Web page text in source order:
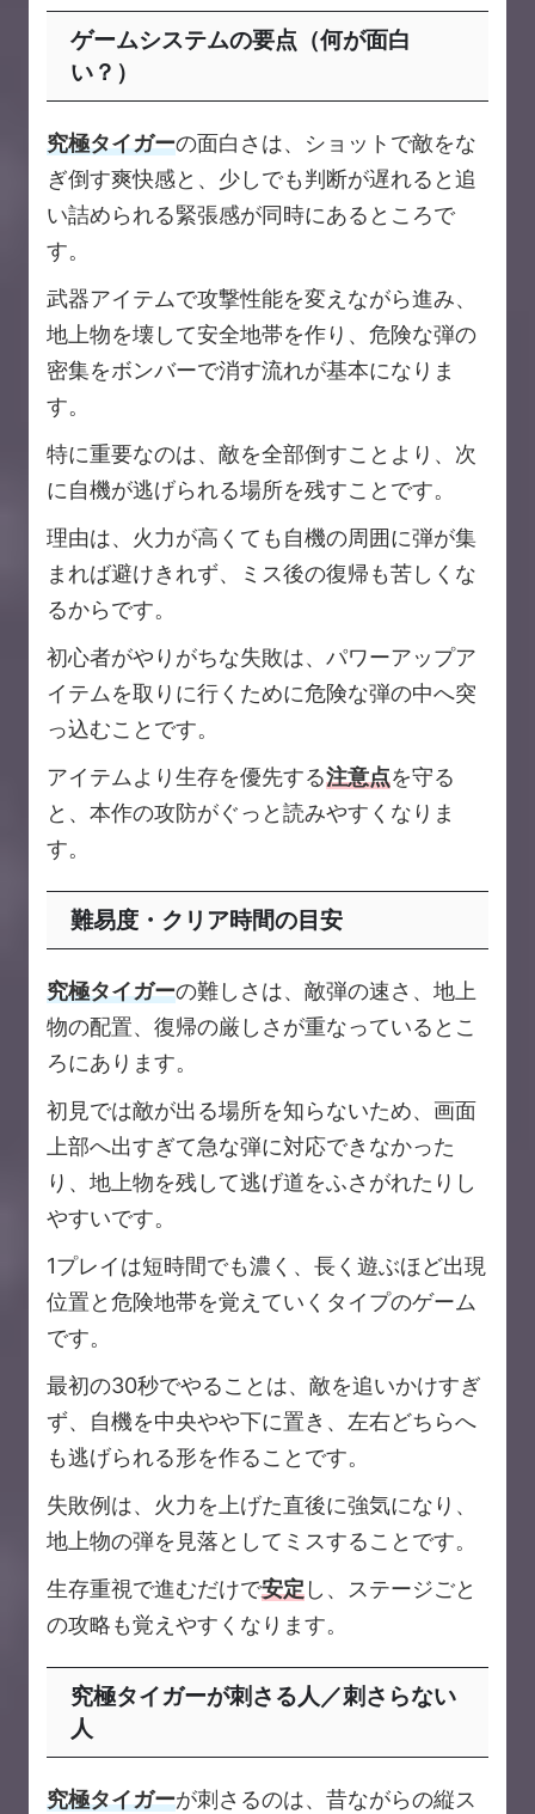
ゲームシステムの要点（何が面白
い？）
究極タイガーの面白さは、ショットで敵をな
ぎ倒す爽快感と、少しでも判断が遅れると追
い詰められる緊張感が同時にあるところで
す。
武器アイテムで攻撃性能を変えながら進み、
地上物を壊して安全地帯を作り、危険な弾の
密集をボンバーで消す流れが基本になりま
す。
特に重要なのは、敵を全部倒すことより、次
に自機が逃げられる場所を残すことです。
理由は、火力が高くても自機の周囲に弾が集
まれば避けきれず、ミス後の復帰も苦しくな
るからです。
初心者がやりがちな失敗は、パワーアップア
イテムを取りに行くために危険な弾の中へ突
っ込むことです。
アイテムより生存を優先する注意点を守る
と、本作の攻防がぐっと読みやすくなりま
す。
難易度・クリア時間の目安
究極タイガーの難しさは、敵弾の速さ、地上
物の配置、復帰の厳しさが重なっているとこ
ろにあります。
初見では敵が出る場所を知らないため、画面
上部へ出すぎて急な弾に対応できなかった
り、地上物を残して逃げ道をふさがれたりし
やすいです。
1プレイは短時間でも濃く、長く遊ぶほど出現
位置と危険地帯を覚えていくタイプのゲーム
です。
最初の30秒でやることは、敵を追いかけすぎ
ず、自機を中央やや下に置き、左右どちらへ
も逃げられる形を作ることです。
失敗例は、火力を上げた直後に強気になり、
地上物の弾を見落としてミスすることです。
生存重視で進むだけで安定し、ステージごと
の攻略も覚えやすくなります。
究極タイガーが刺さる人／刺さらない
人
究極タイガーが刺さるのは、昔ながらの縦ス